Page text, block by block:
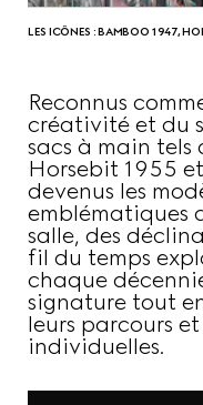
LES ICÔNES : BAMBOO 1947,
Reconnus
créativité et du
sacs à main tels
Horsebit 1955
devenus les
emblématiques
salle, des
fil du temps
chaque
signature tout
leurs parcours
individuelles.